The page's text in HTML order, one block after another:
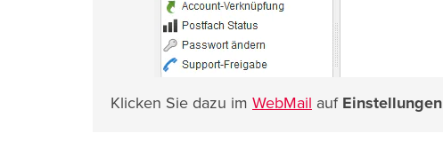
Klicken Sie dazu im WebMail auf Einstellungen